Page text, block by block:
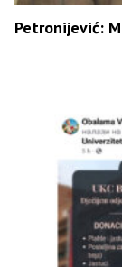
Petronijević: